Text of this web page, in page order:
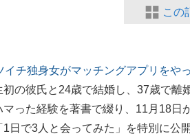
この
イチ独身女がマッチングアプリをや
初の彼氏と24歳で結婚し、37歳で
マった経験を著書で綴り、11月18日
日で3人と会ってみた」を特別に公開